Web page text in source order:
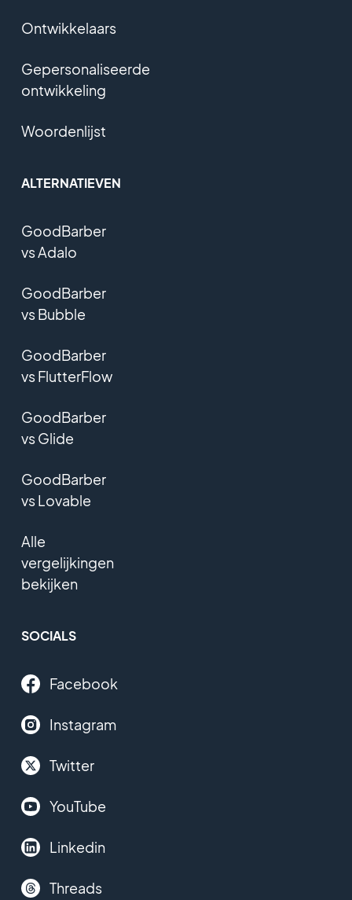
Ontwikkelaars
Gepersonaliseerde
ontwikkeling
Woordenlijst
ALTERNATIEVEN
GoodBarber
vs Adalo
GoodBarber
vs Bubble
GoodBarber
vs FlutterFlow
GoodBarber
vs Glide
GoodBarber
vs Lovable
Alle
vergelijkingen
bekijken
SOCIALS
Facebook
Instagram
Twitter
YouTube
Linkedin
Threads